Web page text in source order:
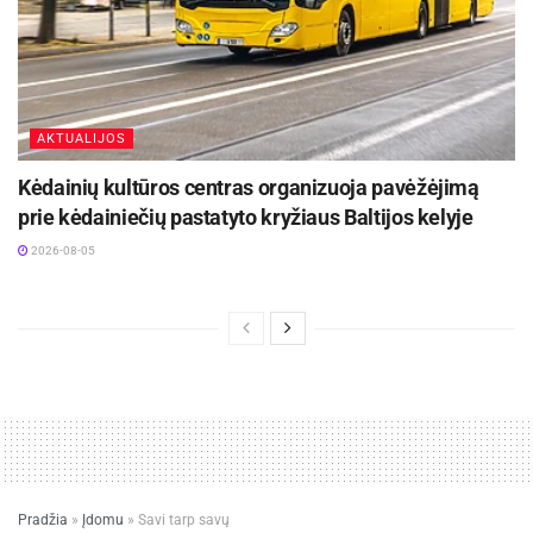
AKTUALIJOS
Kėdainių kultūros centras organizuoja pavėžėjimą
prie kėdainiečių pastatyto kryžiaus Baltijos kelyje
2026-08-05
Pradžia » Įdomu » Savi tarp savų